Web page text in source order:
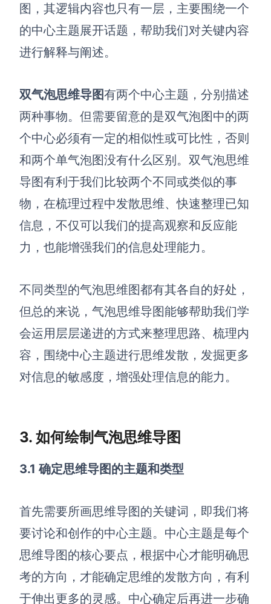
AI生成波士顿矩阵
AI生成波特五力模型
AI生成4P营销理论模型
AI生成Grow模型
AI生成AARRR模型
AI写作
AI对话
模板社区
企业服务
私有化部署
客户案例
用boardmix提升团队协作效率
企业版申请试用
满足企业级团队协作和管理需求
帮助支持
探索创意灵感与高效协作技巧
图，其逻辑内容也只有一层，主要围绕一个
的中心主题展开话题，帮助我们对关键内容
进行解释与阐述。
双气泡思维导图有两个中心主题，分别描述
两种事物。 但需要留意的是双气泡图中的两
个中心必须有一定的相似性或可比性，否则
和两个单气泡图没有什么区别。双气泡思维
导图有利于我们比较两个不同或类似的事
物，在梳理过程中发散思维、快速整理已知
信息，不仅可以我们的提高观察和反应能
力，也能增强我们的信息处理能力。
不同类型的气泡思维图都有其各自的好处，
但总的来说，气泡思维导图能够帮助我们学
会运用层层递进的方式来整理思路、梳理内
容，围绕中心主题进行思维发散，发掘更多
对信息的敏感度，增强处理信息的能力。
3. 如何绘制气泡思维导图
3.1 确定思维导图的主题和类型
首先需要所画思维导图的关键词，即我们将
要讨论和创作的中心主题。中心主题是每个
思维导图的核心要点，根据中心才能明确思
考的方向，才能确定思维的发散方向，有利
于伸出更多的灵感。中心确定后再进一步确